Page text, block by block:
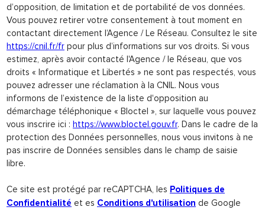
d’opposition, de limitation et de portabilité de vos données.
Vous pouvez retirer votre consentement à tout moment en
contactant directement l’Agence / Le Réseau. Consultez le site
https://cnil.fr/fr pour plus d’informations sur vos droits. Si vous
estimez, après avoir contacté l'Agence / le Réseau, que vos
droits « Informatique et Libertés » ne sont pas respectés, vous
pouvez adresser une réclamation à la CNIL. Nous vous
informons de l’existence de la liste d'opposition au
démarchage téléphonique « Bloctel », sur laquelle vous pouvez
vous inscrire ici : https://www.bloctel.gouv.fr. Dans le cadre de la
protection des Données personnelles, nous vous invitons à ne
pas inscrire de Données sensibles dans le champ de saisie
libre.
Ce site est protégé par reCAPTCHA, les Politiques de
Confidentialité et es Conditions d'utilisation de Google